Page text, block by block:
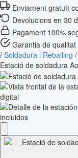
Enviament gratuït
Devolucions en 30
Pagament 100%
Garantia de qualitat
/ Soldadura i Reballing /
Estació de soldadura